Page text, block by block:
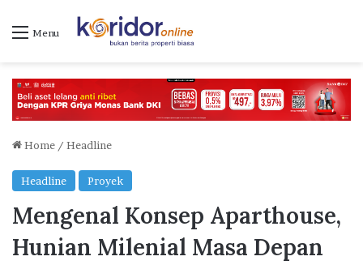
Menu
Home / Headline
Headline Proyek
Mengenal Konsep Aparthouse,
Hunian Milenial Masa Depan